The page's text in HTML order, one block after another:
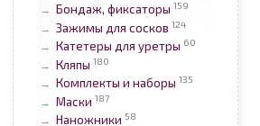
→ Бондаж, фиксаторы 159
→ Зажимы для сосков 124
→ Катетеры для уретры 60
→ Кляпы 180
→ Комплекты и наборы 135
→ Маски 187
→ Наножники 58